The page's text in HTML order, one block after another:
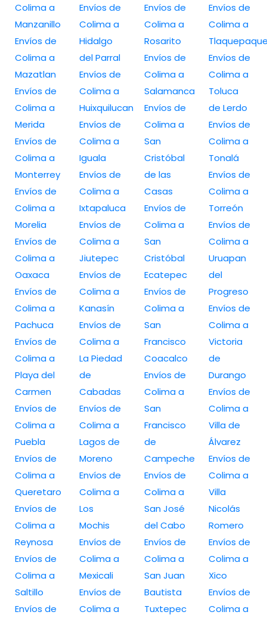
Colima a
Manzanillo
Envíos de
Colima a
Mazatlan
Envíos de
Colima a
Merida
Envíos de
Colima a
Monterrey
Envíos de
Colima a
Morelia
Envíos de
Colima a
Oaxaca
Envíos de
Colima a
Pachuca
Envíos de
Colima a
Playa del
Carmen
Envíos de
Colima a
Puebla
Envíos de
Colima a
Queretaro
Envíos de
Colima a
Reynosa
Envíos de
Colima a
Saltillo
Envíos de
Envíos de
Colima a
Hidalgo
del Parral
Envíos de
Colima a
Huixquilucan
Envíos de
Colima a
Iguala
Envíos de
Colima a
Ixtapaluca
Envíos de
Colima a
Jiutepec
Envíos de
Colima a
Kanasín
Envíos de
Colima a
La Piedad
de
Cabadas
Envíos de
Colima a
Lagos de
Moreno
Envíos de
Colima a
Los
Mochis
Envíos de
Colima a
Mexicali
Envíos de
Colima a
Envíos de
Colima a
Rosarito
Envíos de
Colima a
Salamanca
Envíos de
Colima a
San
Cristóbal
de las
Casas
Envíos de
Colima a
San
Cristóbal
Ecatepec
Envíos de
Colima a
San
Francisco
Coacalco
Envíos de
Colima a
San
Francisco
de
Campeche
Envíos de
Colima a
San José
del Cabo
Envíos de
Colima a
San Juan
Bautista
Tuxtepec
Envíos de
Colima a
Envíos de
Colima a
Toluca
de Lerdo
Envíos de
Colima a
Tonalá
Envíos de
Colima a
Torreón
Envíos de
Colima a
Uruapan
del
Progreso
Envíos de
Colima a
Victoria
de
Durango
Envíos de
Colima a
Villa de
Álvarez
Envíos de
Colima a
Villa
Nicolás
Romero
Envíos de
Colima a
Xico
Envíos de
Colima a